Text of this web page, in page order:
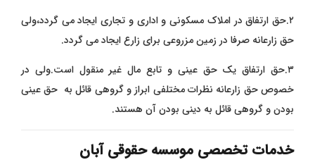
۲.حق ارتفاق در املاک مسکونی و اداری و تجاری ایجاد می گردد،ولی
حق زارعانه صرفا در زمین مزروعی برای زارع ایجاد می گردد.
۳.حق ارتفاق یک حق عینی و تابع مال غیر منقول است.ولی در
خصوص حق زارعانه نظرات مختلفی ابراز و گروهی قائل به حق عینی
بودن و گروهی قائل به دینی بودن آن هستند.
خدمات تخصصی موسسه حقوقی آبان